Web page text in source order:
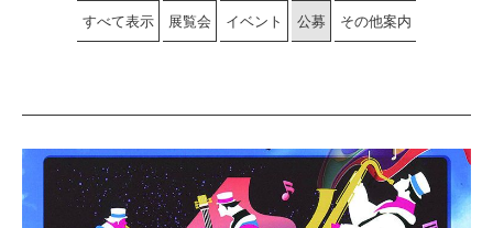
すべて表示 展覧会 イベント 公募 その他案内